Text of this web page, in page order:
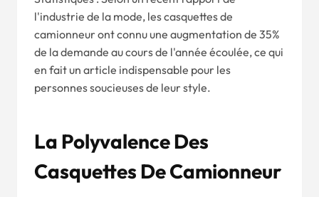
l'industrie de la mode, les casquettes de
camionneur ont connu une augmentation de 35%
de la demande au cours de l'année écoulée, ce qui
en fait un article indispensable pour les
personnes soucieuses de leur style.
La Polyvalence Des
Casquettes De Camionneur